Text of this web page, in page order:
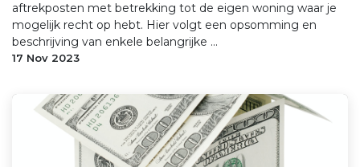
aftrekposten met betrekking tot de eigen woning waar je
mogelijk recht op hebt. Hier volgt een opsomming en
beschrijving van enkele belangrijke ...
17 Nov 2023